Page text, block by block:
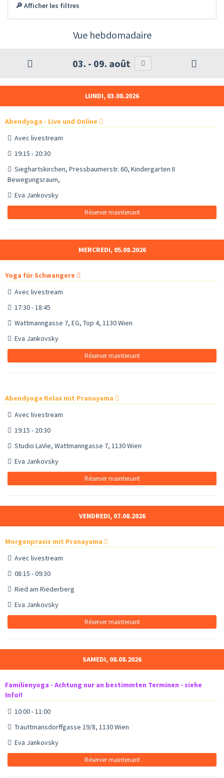
🔎 Afficher les filtres
Vue hebdomadaire
03. - 09. août
LUNDI, 03.08.2026
Abendyoga - Live und Online
Avec livestream
19:15 - 20:30
Sieghartskirchen, Pressbaumerstr. 60, Kindergarten II
Bewegungsraum,
Eva Jankovsky
Réserver maintenant
MERCREDI, 05.08.2026
Yoga für Schwangere
Avec livestream
17:30 - 18:45
Wattmanngasse 7, EG, Top 4, 1130 Wien
Eva Jankovsky
Réserver maintenant
Abendyoga Relax mit Pranayama
Avec livestream
19:15 - 20:30
Studio LaVie, Wattmanngasse 7, 1130 Wien
Eva Jankovsky
Réserver maintenant
VENDREDI, 07.08.2026
Morgenpraxis mit Pranayama
Avec livestream
08:15 - 09:30
Ried am Riederberg
Eva Jankovsky
Réserver maintenant
SAMEDI, 08.08.2026
Familienyoga - Achtung nur an bestimmten Terminen - siehe
Info!!
10:00 - 11:00
Trauttmansdorffgasse 19/8, 1130 Wien
Eva Jankovsky
Réserver maintenant